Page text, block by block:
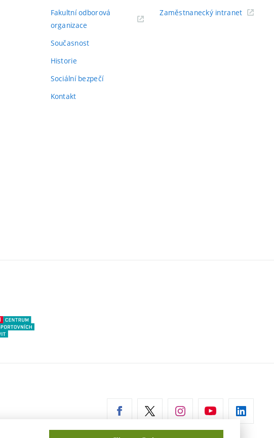
Fakultní odborová
organizace
Současnost
Historie
Sociální bezpečí
Kontakt
Zaměstnanecký intranet(externí